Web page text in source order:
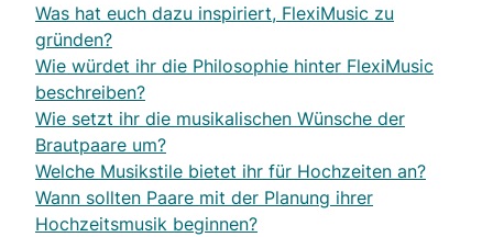
Was hat euch dazu inspiriert, FlexiMusic zu
gründen?
Wie würdet ihr die Philosophie hinter FlexiMusic
beschreiben?
Wie setzt ihr die musikalischen Wünsche der
Brautpaare um?
Welche Musikstile bietet ihr für Hochzeiten an?
Wann sollten Paare mit der Planung ihrer
Hochzeitsmusik beginnen?